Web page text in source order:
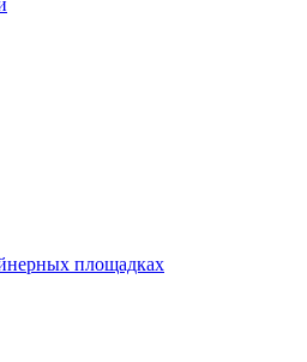
площадках